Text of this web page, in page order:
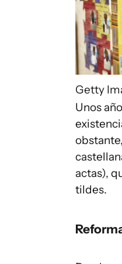
Getty
Unos
actas),
tildes.